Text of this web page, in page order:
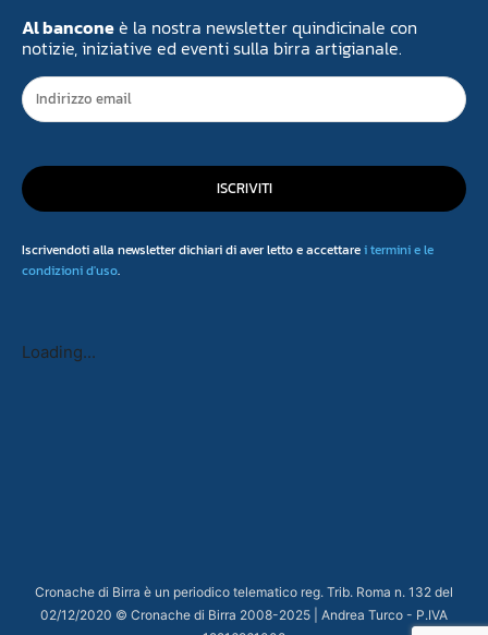
Al banconeè la nostra newsletter quindicinale con
notizie, iniziative ed eventi sulla birra artigianale.
ISCRIVITI
Iscrivendoti alla newsletter dichiari di aver letto e accettarei termini e le
condizioni d'uso.
Loading...
Cronache di Birra è un periodico telematico reg. Trib. Roma n. 132 del
02/12/2020 © Cronache di Birra 2008-2025 | Andrea Turco - P.IVA